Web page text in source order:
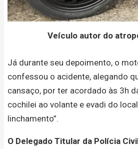
Veículo autor do
Já durante seu depoimento, o
confessou o acidente, alegando
cansaço, por ter acordado às 3h
cochilei ao volante e evadi do
linchamento”.
O Delegado Titular da Polícia